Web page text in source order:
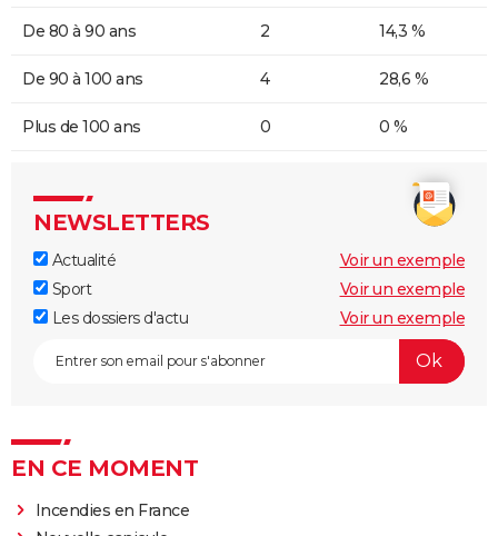
De 80 à 90 ans 2 14,3 %
De 90 à 100 ans 4 28,6 %
Plus de 100 ans 0 0 %
NEWSLETTERS
Actualité
Voir un exemple
Sport
Voir un exemple
Les dossiers d'actu
Voir un exemple
EN CE MOMENT
Incendies en France